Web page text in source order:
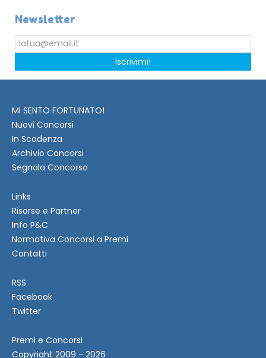
Newsletter
Iscrivimi!
MI SENTO FORTUNATO!
Nuovi Concorsi
In Scadenza
Archivio Concorsi
Segnala Concorso
Links
Risorse e Partner
Info P&C
Normativa Concorsi a Premi
Contatti
RSS
Facebook
Twitter
Premi e Concorsi
Copyright 2009 - 2026